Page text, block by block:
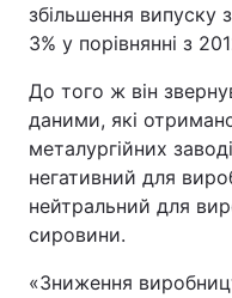
збільшення випуску
3% у порівнянні з
До того ж він
даними, які
металургійних
негативний для
нейтральний для
сировини.
«Зниження